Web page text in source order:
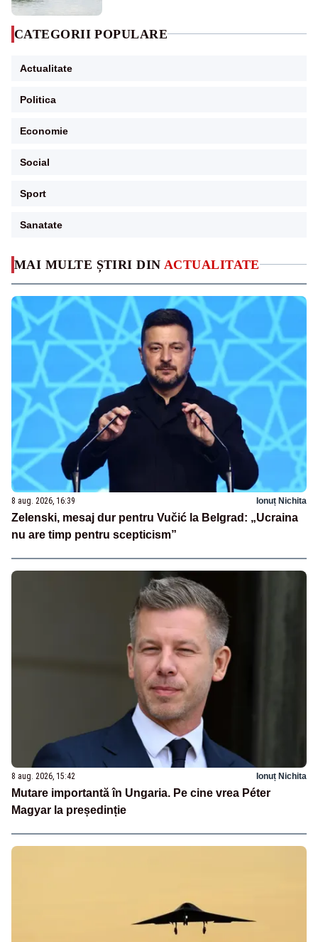
MAI MULTE ȘTIRI DIN ACTUALITATE
8 aug. 2026, 16:39 Ionuț Nichita
Zelenski, mesaj dur pentru Vučić la Belgrad: „Ucraina
nu are timp pentru scepticism”
8 aug. 2026, 15:42 Ionuț Nichita
Mutare importantă în Ungaria. Pe cine vrea Péter
Magyar la președinție
CATEGORII POPULARE
Actualitate
Politica
Economie
Social
Sport
Sanatate